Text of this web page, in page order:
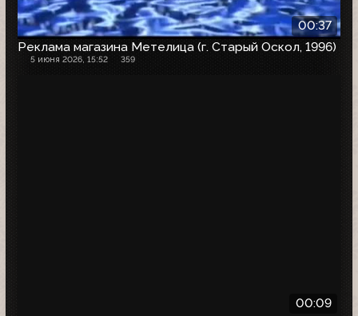
00:37
Реклама магазина Метелица (г. Старый Оскол, 1996)
5 июня 2026, 15:52 359
00:09